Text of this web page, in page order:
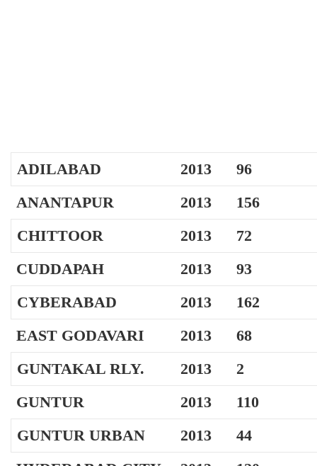
ADILABAD 2013
96
ANANTAPUR
2013
156
CHITTOOR
2013
72
CUDDAPAH
2013
93
CYBERABAD
2013
162
EAST GODAVARI
2013
68
GUNTAKAL RLY.
2013
2
GUNTUR
2013
110
GUNTUR URBAN
2013
44